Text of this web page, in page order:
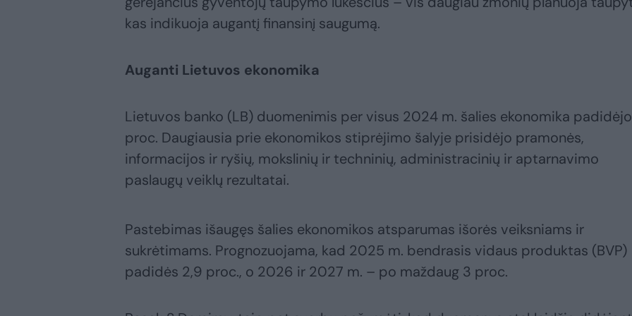
kas indikuoja augantį finansinį saugumą.
Auganti Lietuvos ekonomika
Lietuvos banko (LB) duomenimis per visus 2024 m. šalies ekonomika
proc. Daugiausia prie ekonomikos stiprėjimo šalyje prisidėjo pramonės,
informacijos ir ryšių, mokslinių ir techninių, administracinių ir aptarnavimo
paslaugų veiklų rezultatai.
Pastebimas išaugęs šalies ekonomikos atsparumas išorės veiksniams ir
sukrėtimams. Prognozuojama, kad 2025 m. bendrasis vidaus produktas (BVP)
padidės 2,9 proc., o 2026 ir 2027 m. – po maždaug 3 proc.